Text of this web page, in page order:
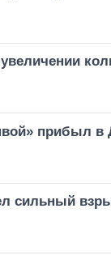
прибыл в
сильный